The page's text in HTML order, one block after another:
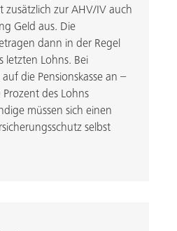
zusätzlich zur AHV/IV auch
Geld aus. Die
dann in der Regel
letzten Lohns. Bei
die Pensionskasse an –
des Lohns
müssen sich einen
selbst